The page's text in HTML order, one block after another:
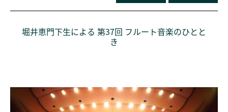
堀井恵門下生による 第37回 フルート音楽のひとと
き